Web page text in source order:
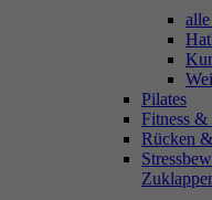
Pilates
Fitness
Rücken